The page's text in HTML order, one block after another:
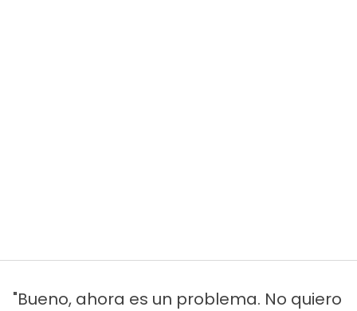
"Bueno, ahora es un problema. No quiero